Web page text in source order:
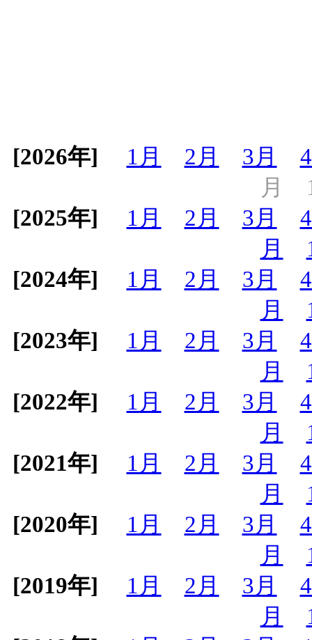
[2026年] 1月 2月 3月
月
[2025年]
1月 2月 3月
月
[2024年]
1月 2月 3月
月
[2023年]
1月 2月 3月
月
[2022年]
1月 2月 3月
月
[2021年]
1月 2月 3月
月
[2020年]
1月 2月 3月
月
[2019年]
1月 2月 3月
月